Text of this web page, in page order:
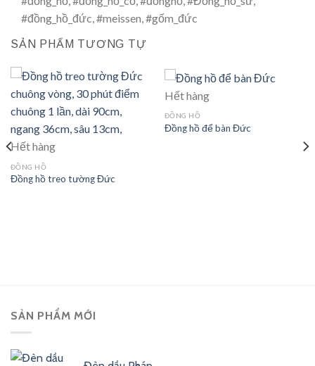
#đồng_hồ_đức, #meissen, #gốm_đức
SẢN PHẨM TƯƠNG TỰ
Hết hàng
ĐỒNG HỒ
Đồng hồ treo tường Đức
Hết hàng
ĐỒNG HỒ
Đồng hồ để bàn Đức
SẢN PHẨM MỚI